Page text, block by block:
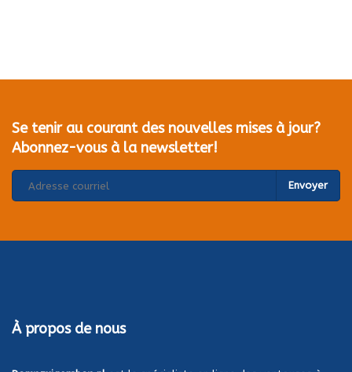
Se tenir au courant des nouvelles mises à jour?
Abonnez-vous à la newsletter!
Envoyer
À propos de nous